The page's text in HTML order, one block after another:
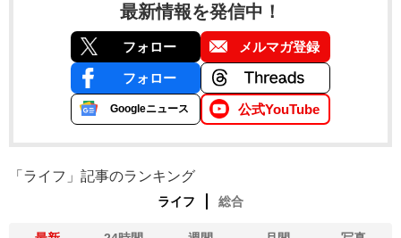
最新情報を発信中！
フォロー メルマガ登録
フォロー
Googleニュース 公式YouTube
「ライフ」記事のランキング
ライフ 総合